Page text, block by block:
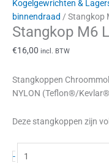
Kogelgewrichten &
binnendraad / Stangkop
Stangkop M6
€16,00 incl. BTW
Stangkoppen
NYLON (Teflon®/
Deze stangkoppen zijn
-